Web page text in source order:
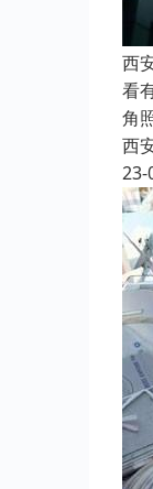
西
看
角
西
23-